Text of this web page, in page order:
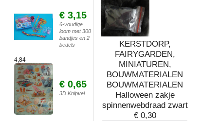
€ 3,15
6-voudige
loom met 300
bandjes en 2
bedels
4,84
€ 0,65
3D Knipvel
KERSTDORP,
FAIRYGARDEN,
MINIATUREN,
BOUWMATERIALEN
BOUWMATERIALEN
Halloween zakje
spinnenwebdraad zwart
€ 0,30